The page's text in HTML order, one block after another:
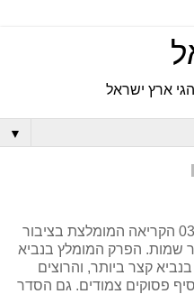
ארץ ישראל
▼
בע"ה ביום שבת קודש 03/09/69 הקריאה המומלצת בציבור
שמות. הפרק המומלץ בנביא
קצר ביותר, והרוצים
פסוקים צמודים. גם הסדר